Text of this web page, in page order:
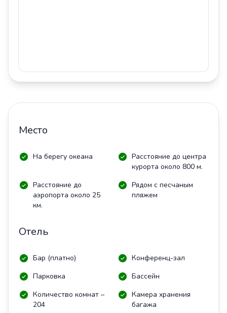
Место
На берегу океана
Расстояние до центра
курорта около 800 м.
Расстояние до
аэропорта около 25
км.
Рядом с песчаным
пляжем
Отель
Бар (платно)
Конференц-зал
Парковка
Бассейн
Количество комнат –
204
Камера хранения
багажа